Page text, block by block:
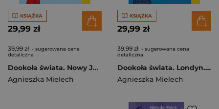
KSIĄŻKA
29,99 zł
39,99 zł - sugerowana cena
detaliczna
Dookoła świata. Nowy Jork. Emi i Tajny Klub Superdziewczyn wyd. 2026
Agnieszka Mielech
KSIĄŻKA
29,99 zł
39,99 zł - sugerowana cena
detaliczna
Dookoła świata. Londyn. Emi i Tajny Klub Superdziewczyn wyd. 2026
Agnieszka Mielech